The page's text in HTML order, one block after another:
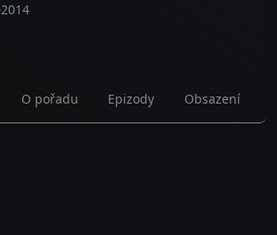
2014
O pořadu Epizody Obsazení